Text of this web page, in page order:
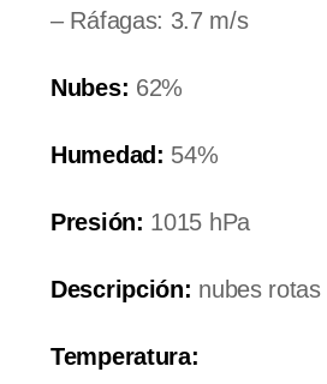
– Ráfagas: 3.7 m/s
Nubes: 62%
Humedad: 54%
Presión: 1015 hPa
Descripción: nubes rotas
Temperatura: